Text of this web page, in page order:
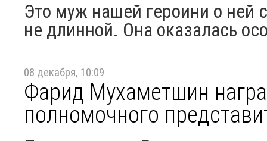
Это муж нашей героини о ней
не длинной. Она оказалась
08 декабря, 10:09
Фарид Мухаметшин
полномочного